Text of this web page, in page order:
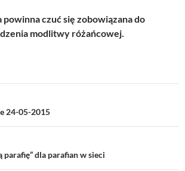
powinna czuć się zobowiązana do
modlitwy różańcowej.
24-05-2015
parafię” dla parafian w sieci